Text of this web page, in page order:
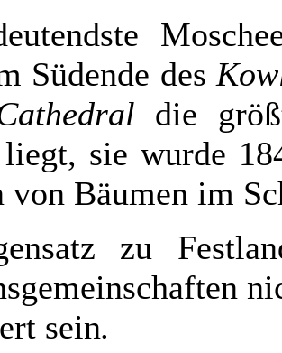
Südende des
die
sie wurde
von Bäumen im
zu
sein.